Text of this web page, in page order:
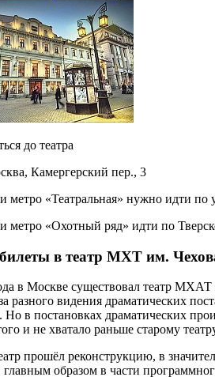
до театра
Камергерский пер., 3
метро «Театральная» нужно идти по
метро «Охотный ряд» идти по
в театр МХТ им.
в Москве существовал театр МХАТ
разного видения драматических
Но в постановках драматических
и не хватало раньше старому
прошёл реконструкцию, в
главным образом в части